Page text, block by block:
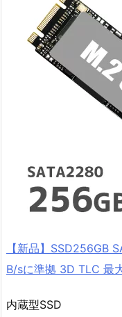
【新品】SSD256GB
B/sに準拠 3D TLC 最
内蔵型SSD